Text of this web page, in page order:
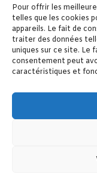
Pour offrir les
telles que les cookies
appareils. Le fait de
traiter des données
uniques sur ce site. Le
consentement peut
caractéristiques et